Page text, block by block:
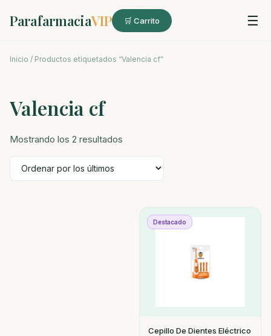
ParafarmaciaVIP 🛒 Carrito ☰
Inicio / Productos etiquetados “Valencia cf”
Valencia cf
Mostrando los 2 resultados
por
últimos
Destacado
Cepillo De Dientes Eléctrico